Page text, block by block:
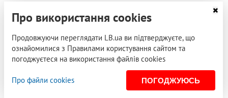
Про використання cookies
Продовжуючи переглядати LB.ua ви підтверджуєте, що
ознайомилися з Правилами користування сайтом та
погоджуєтеся на використання файлів cookies
Про файли cookies ПОГОДЖУЮСЬ